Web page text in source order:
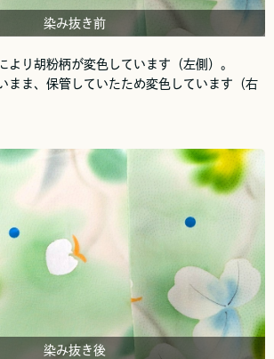
染み抜き前
より胡粉柄が変色しています（左側）。
まま、保管していたため変色しています（右
染み抜き後